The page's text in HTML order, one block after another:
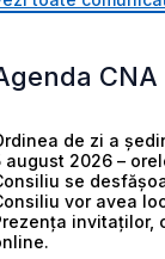
CNA
de zi a
august 2026 –
se
vor avea
invitaților,